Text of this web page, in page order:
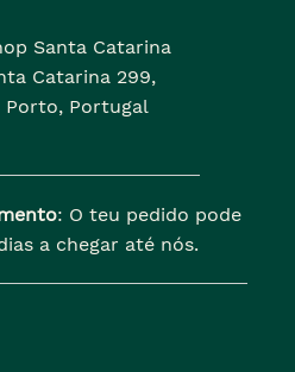
Santa Catarina
Catarina 299,
Portugal
: O teu pedido pode
a chegar até nós.